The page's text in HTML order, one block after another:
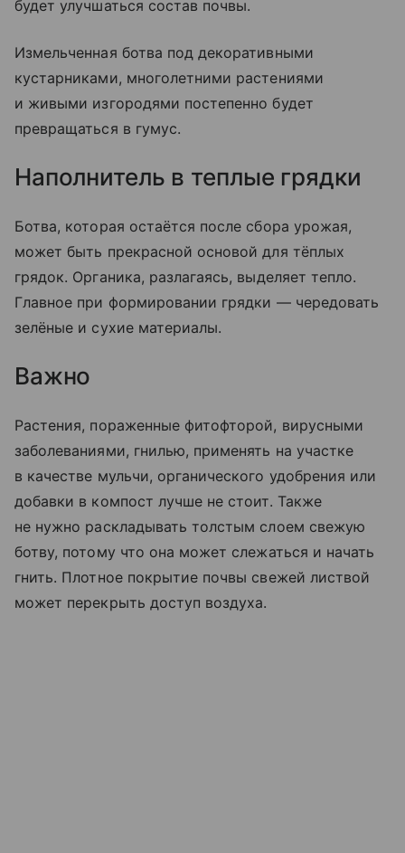
будет улучшаться состав почвы.
Измельченная ботва под декоративными
кустарниками, многолетними растениями
и живыми изгородями постепенно будет
превращаться в гумус.
Наполнитель в теплые грядки
Ботва, которая остаётся после сбора урожая,
может быть прекрасной основой для тёплых
грядок. Органика, разлагаясь, выделяет тепло.
Главное при формировании грядки — чередовать
зелёные и сухие материалы.
Важно
Растения, пораженные фитофторой, вирусными
заболеваниями, гнилью, применять на участке
в качестве мульчи, органического удобрения или
добавки в компост лучше не стоит. Также
не нужно раскладывать толстым слоем свежую
ботву, потому что она может слежаться и начать
гнить. Плотное покрытие почвы свежей листвой
может перекрыть доступ воздуха.